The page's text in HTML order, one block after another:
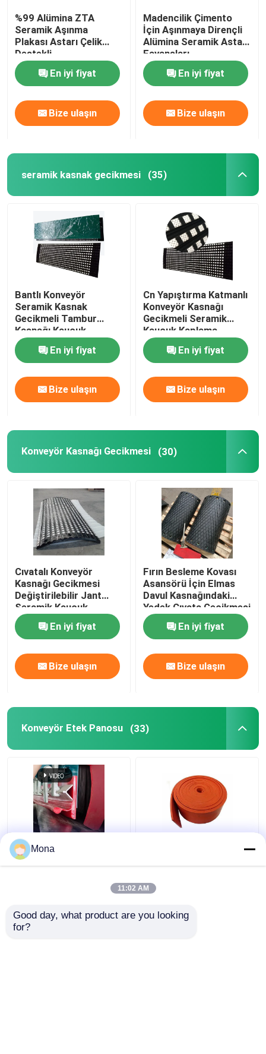
%99 Alümina ZTA
Seramik Aşınma
Plakası Astarı Çelik
Destekli
En iyi fiyat
Bize ulaşın
Madencilik Çimento
İçin Aşınmaya Dirençli
Alümina Seramik Astar
Fayansları
En iyi fiyat
Bize ulaşın
seramik kasnak gecikmesi (35)
Bantlı Konveyör
Seramik Kasnak
Gecikmeli Tambur
Kasnağı Kauçuk
Gecikmeli
En iyi fiyat
Bize ulaşın
Cn Yapıştırma Katmanlı
Konveyör Kasnağı
Gecikmeli Seramik
Kauçuk Kaplama
Levhası
En iyi fiyat
Bize ulaşın
Konveyör Kasnağı Gecikmesi (30)
Cıvatalı Konveyör
Kasnağı Gecikmesi
Değiştirilebilir Jant
Seramik Kauçuk
Kasnak Gecikmesi
En iyi fiyat
Bize ulaşın
Fırın Besleme Kovası
Asansörü İçin Elmas
Davul Kasnağındaki
Yedek Cıvata Gecikmesi
En iyi fiyat
Bize ulaşın
Konveyör Etek Panosu (33)
Bant Süpürgelik
Sızdırmazlık Konveyörü
Konveyör Yükleme
Panosu
Mona
11:02 AM
Good day, what product are you looking
for?